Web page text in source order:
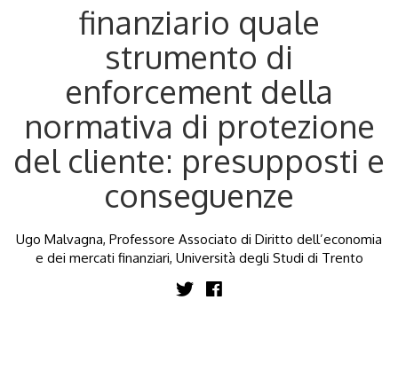
finanziario quale
strumento di
enforcement della
normativa di protezione
del cliente: presupposti e
conseguenze
Ugo Malvagna, Professore Associato di Diritto dell’economia
e dei mercati finanziari, Università degli Studi di Trento